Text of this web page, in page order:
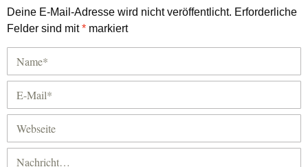
Deine E-Mail-Adresse wird nicht veröffentlicht. Erforderliche
Felder sind mit* markiert